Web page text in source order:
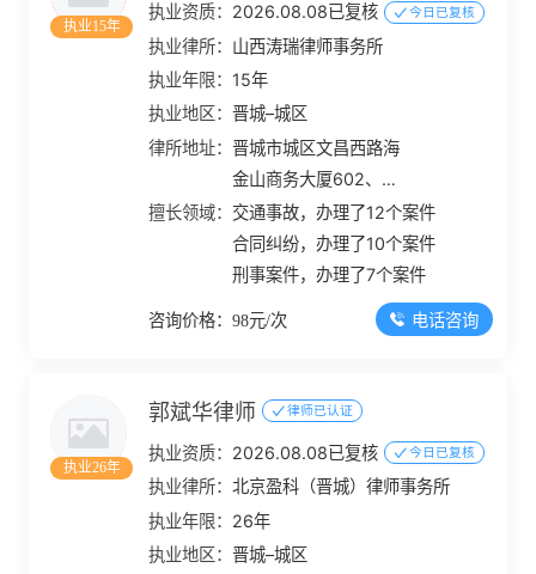
执业15年
执业资质： 2026.08.08已复核 今日已复核
执业律所： 山西涛瑞律师事务所
执业年限： 15年
执业地区：晋城–城区
律所地址：晋城市城区文昌西路海
金山商务大厦602、
603、606室
擅长领域： 交通事故，办理了12个案件
合同纠纷，办理了10个案件
刑事案件，办理了7个案件
咨询价格：98元/次 电话咨询
执业26年
郭斌华律师 律师已认证
执业资质： 2026.08.08已复核 今日已复核
执业律所：北京盈科（晋城）律师事务所
执业年限： 26年
执业地区：晋城–城区